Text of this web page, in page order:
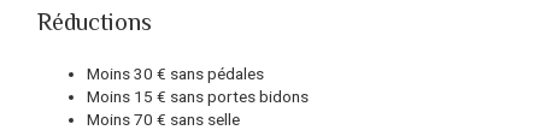
Réductions
Moins 30 € sans pédales
Moins 15 € sans portes bidons
Moins 70 € sans selle